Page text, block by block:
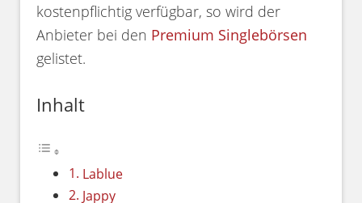
kostenpflichtig verfügbar, so wird der
Anbieter bei den Premium Singlebörsen
gelistet.
Inhalt
Lablue
Jappy